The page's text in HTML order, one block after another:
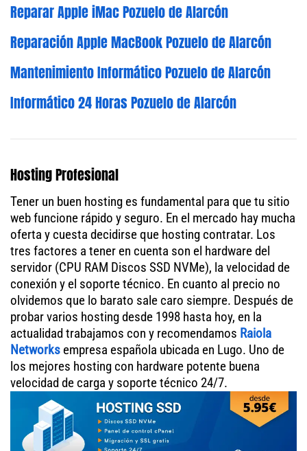
Reparar Apple iMac Pozuelo de Alarcón
Reparación Apple MacBook Pozuelo de Alarcón
Mantenimiento Informático Pozuelo de Alarcón
Informático 24 Horas Pozuelo de Alarcón
Hosting Profesional
Tener un buen hosting es fundamental para que tu sitio
web funcione rápido y seguro. En el mercado hay mucha
oferta y cuesta decidirse que hosting contratar. Los
tres factores a tener en cuenta son el hardware del
servidor (CPU RAM Discos SSD NVMe), la velocidad de
conexión y el soporte técnico. En cuanto al precio no
olvidemos que lo barato sale caro siempre. Después de
probar varios hosting desde 1998 hasta hoy, en la
actualidad trabajamos con y recomendamos Raiola
Networks empresa española ubicada en Lugo. Uno de
los mejores hosting con hardware potente buena
velocidad de carga y soporte técnico 24/7.